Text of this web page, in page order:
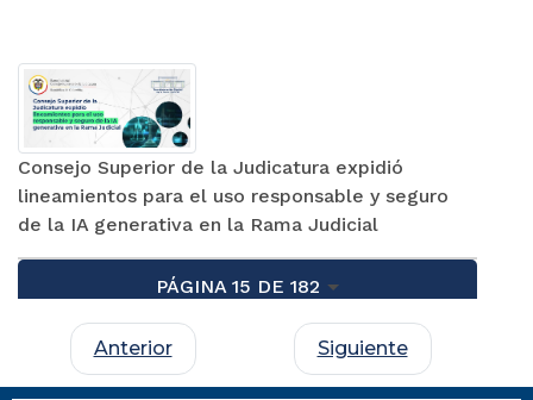
Consejo Superior de la Judicatura expidió
lineamientos para el uso responsable y seguro
de la IA generativa en la Rama Judicial
PÁGINA 15 DE 182
Anterior Siguiente